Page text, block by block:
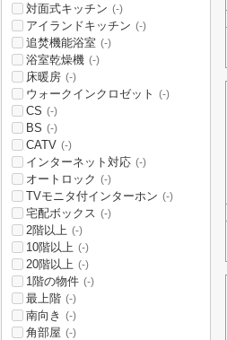
対面式キッチン (-)
アイランドキッチン (-)
追焚機能浴室 (-)
浴室乾燥機 (-)
床暖房 (-)
ウォークインクロゼット (-)
CS (-)
BS (-)
CATV (-)
インターネット対応 (-)
オートロック (-)
TVモニタ付インターホン (-)
宅配ボックス (-)
2階以上 (-)
10階以上 (-)
20階以上 (-)
1階の物件 (-)
最上階 (-)
南向き (-)
角部屋 (-)